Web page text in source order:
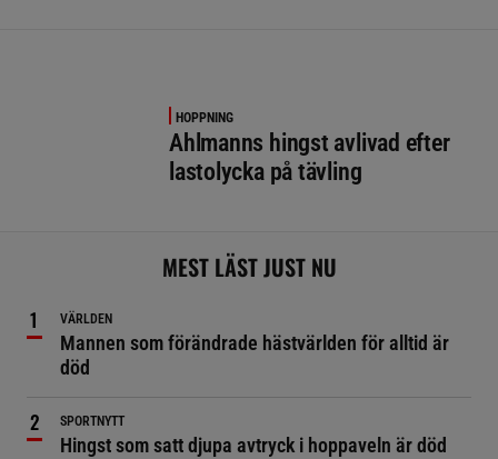
HOPPNING
Ahlmanns hingst avlivad efter
lastolycka på tävling
MEST LÄST JUST NU
VÄRLDEN
Mannen som förändrade hästvärlden för alltid är
död
SPORTNYTT
Hingst som satt djupa avtryck i hoppaveln är död